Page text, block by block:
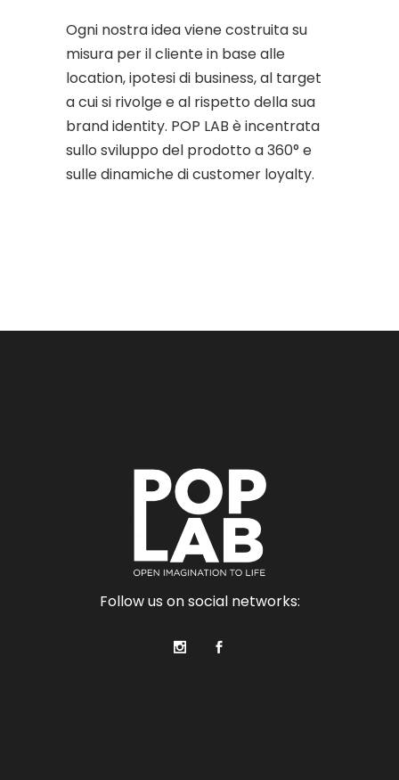
Ogni nostra idea viene costruita su
misura per il cliente in base alle
location, ipotesi di business, al target
a cui si rivolge e al rispetto della sua
brand identity. POP LAB è incentrata
sullo sviluppo del prodotto a 360° e
sulle dinamiche di customer loyalty.
Follow us on social networks: